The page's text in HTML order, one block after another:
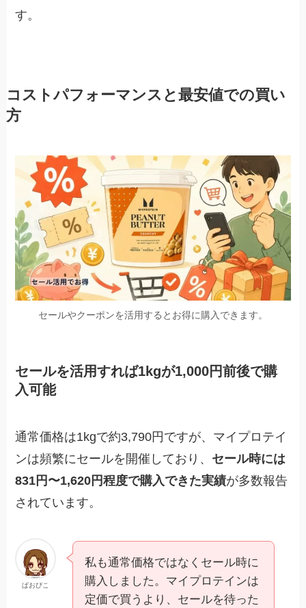
す。
コストパフォーマンスと最安値での買い
方
セールやクーポンを活用するとお得に購入できます。
セールを活用すれば1kgが1,000円前後で購
入可能
通常価格は1kgで約3,790円ですが、マイプロテイ
ンは頻繁にセールを開催しており、 セール時には
831円〜1,620円程度で購入できた実績が多数報告
されています。
ぱおぴこ
私も通常価格ではなくセール時に
購入しました。マイプロテインは
定価で買うより、セールを待った